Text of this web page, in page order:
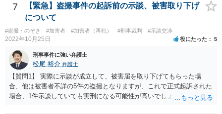
50万円以下の罰金ですので、その範囲内です。 下限はありませんが、
窃盗罪の場合は、最低でも１０万円になるのが通常です（極まれに５
ーにも表示される？ → 表示されません すでにお伝えしたとおり、詳
細をお伺いしなければ、適切な見通しを示すことはできません。 これ
以上の回答は致しかねますので、ご了承ください。
7
【緊急】盗撮事件の起訴前の示談、被害取り下げ
について
#盗撮・のぞき #加害者 #加害者（再犯） #刑事裁判 #示談交渉
2022年10月25日 役にたった 5
刑事事件に強い弁護士
松尾 裕介 弁護士
【質問1】 実際に示談が成立して、被害届を取り下げてもらった場
合、他は被害者不詳の5件の盗撮となりますが、これで正式起訴された
場合、1件示談していても実刑になる可能性が高いでしょうか？ →前